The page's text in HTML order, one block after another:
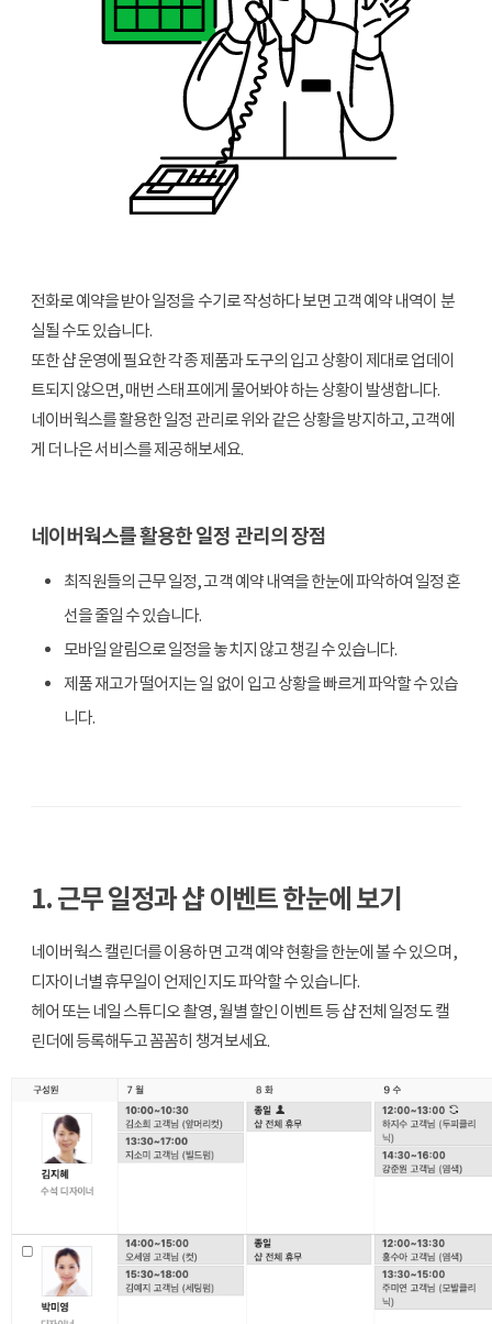
전화로 예약을 받아 일정을 수기로 작성하다 보면 고객 예약 내역이 분
실될 수도 있습니다.
또한 샵 운영에 필요한 각종 제품과 도구의 입고 상황이 제대로 업데이
트되지 않으면, 매번 스태프에게 물어봐야 하는 상황이 발생합니다.
네이버웍스를 활용한 일정 관리로 위와 같은 상황을 방지하고, 고객에
게 더 나은 서비스를 제공해보세요.
네이버웍스를 활용한 일정 관리의 장점
최직원들의 근무 일정, 고객 예약 내역을 한눈에 파악하여 일정 혼
선을 줄일 수 있습니다.
모바일 알림으로 일정을 놓치지 않고 챙길 수 있습니다.
제품 재고가 떨어지는 일 없이 입고 상황을 빠르게 파악할 수 있습
니다.
1. 근무 일정과 샵 이벤트 한눈에 보기
네이버웍스 캘린더를 이용하면 고객 예약 현황을 한눈에 볼 수 있으며,
디자이너별 휴무일이 언제인지도 파악할 수 있습니다.
헤어 또는 네일 스튜디오 촬영, 월별 할인 이벤트 등 샵 전체 일정도 캘
린더에 등록해두고 꼼꼼히 챙겨보세요.